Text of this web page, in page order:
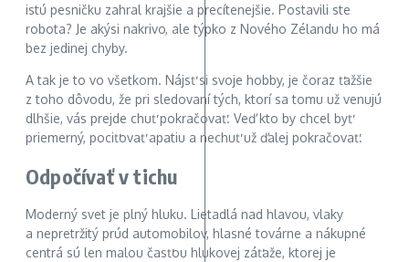
istú pesničku zahral krajšie a precítenejšie. Postavili ste
robota? Je akýsi nakrivo, ale týpko z Nového Zélandu ho má
bez jedinej chyby.
A tak je to vo všetkom. Nájsť si svoje hobby, je čoraz ťažšie
z toho dôvodu, že pri sledovaní tých, ktorí sa tomu už venujú
dlhšie, vás prejde chuť pokračovať. Veď kto by chcel byť
priemerný, pociťovať apatiu a nechuť už ďalej pokračovať.
Odpočívať v tichu
Moderný svet je plný hluku. Lietadlá nad hlavou, vlaky
a nepretržitý prúd automobilov, hlasné továrne a nákupné
centrá sú len malou časťou hlukovej záťaže, ktorej je